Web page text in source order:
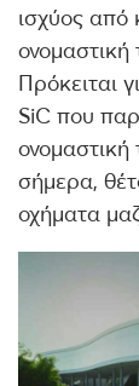
ισχύος από
Πρόκειται
SiC που
ονομαστική
σήμερα,
οχήματα